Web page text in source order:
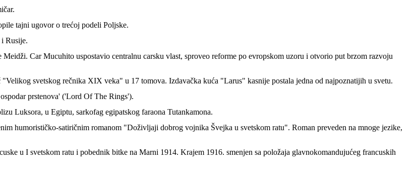
tajni ugovor o trećoj podeli Poljske.
i Rusije.
"Velikog svetskog rečnika XIX veka" u 17 tomova. Izdavačka kuća "Larus" kasnije postala jedna od najpoznatijih u svetu.
prstenova' ('Lord Of The Rings').
Luksora, u Egiptu, sarkofag egipatskog faraona Tutankamona.